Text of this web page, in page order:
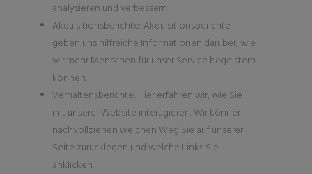
analysieren und verbessern.
Akquisitionsberichte: Akquisitionsberichte
geben uns hilfreiche Informationen darüber, wie
wir mehr Menschen für unser Service begeistern
können.
Verhaltensberichte: Hier erfahren wir, wie Sie
mit unserer Website interagieren. Wir können
nachvollziehen welchen Weg Sie auf unserer
Seite zurücklegen und welche Links Sie
anklicken.